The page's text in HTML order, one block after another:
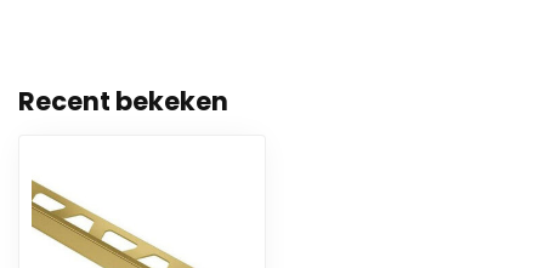
Recent bekeken